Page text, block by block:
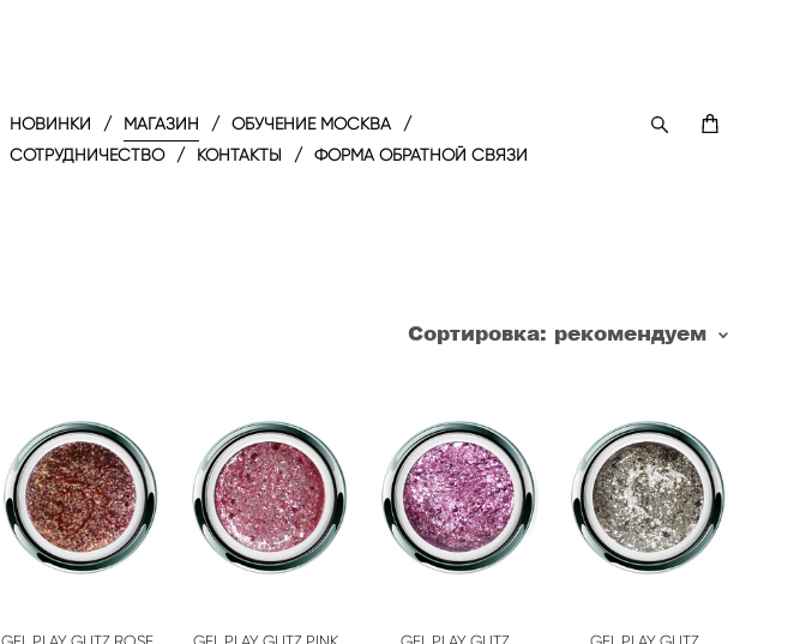
НОВИНКИ / МАГАЗИН / ОБУЧЕНИЕ МОСКВА
/
СОТРУДНИЧЕСТВО / КОНТАКТЫ / ФОРМА ОБРАТНОЙ СВЯЗИ
Сортировка: рекомендуем